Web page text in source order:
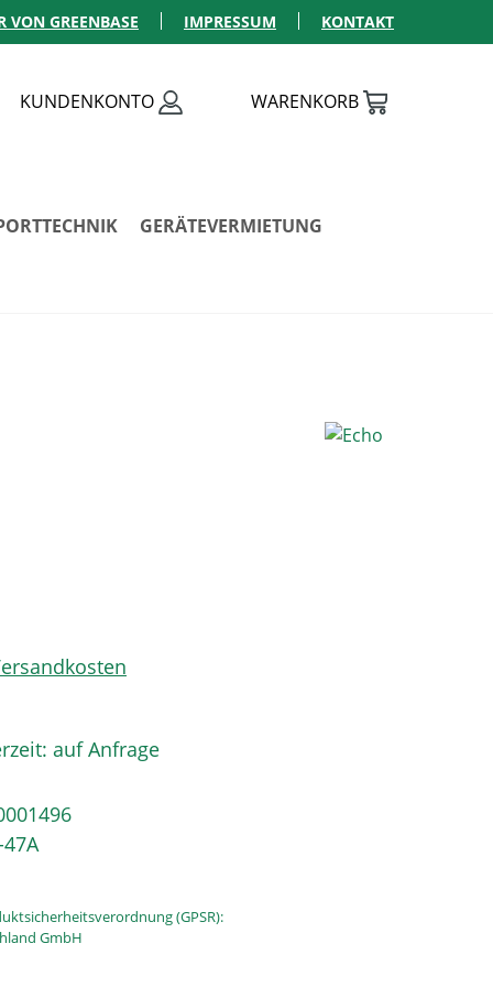
VON GREENBASE IMPRESSUM KONTAKT
KUNDENKONTO WARENKORB
GERÄTEVERMIETUNG
auf Anfrage
47A
(GPSR):
GmbH